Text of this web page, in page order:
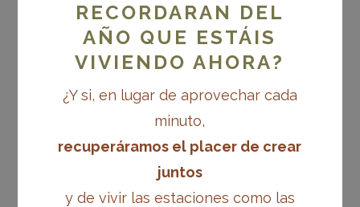
ESCUELA HIPATIA.
SONITUS: PROGRAMA
PARA EL
ACOMPAÑAMIENTO
DEL APRENDIZAJE DE
LA LECTURA Y LA
ESCRITURA DESDE LA
NATURALIDAD
RECORDARAN DEL
AÑO QUE ESTÁIS
VIVIENDO AHORA?
¿Y si, en lugar de aprovechar cada
minuto,
recuperáramos el placer de crear
juntos
y de vivir las estaciones como las